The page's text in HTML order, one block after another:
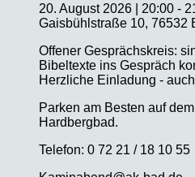
20. August 2026
20:00 -
Gaisbühlstraße 10, 76532
Offener Gesprächskreis:
Bibeltexte ins Gespräch
Herzliche Einladung -
Parken am Besten auf
Hardbergbad.
Telefon: 0 72 21 / 18 10 55